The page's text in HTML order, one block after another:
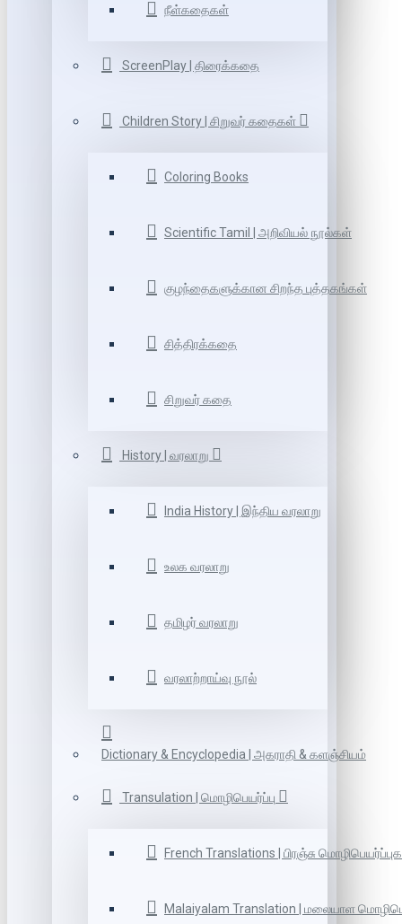
நீள்கதைகள்
ScreenPlay | திரைக்கதை
Children Story | சிறுவர் கதைகள்
Coloring Books
Scientific Tamil | அறிவியல் நூல்கள்
குழந்தைகளுக்கான சிறந்த புத்தகங்கள்
சித்திரக்கதை
சிறுவர் கதை
History | வரலாறு
India History | இந்திய வரலாறு
உலக வரலாறு
தமிழர் வரலாறு
வரலாற்றாய்வு நூல்
Dictionary & Encyclopedia | அகராதி & களஞ்சியம்
Transulation | மொழிபெயர்ப்பு
French Translations | பிரஞ்சு
Malaiyalam Translation | மலையாள